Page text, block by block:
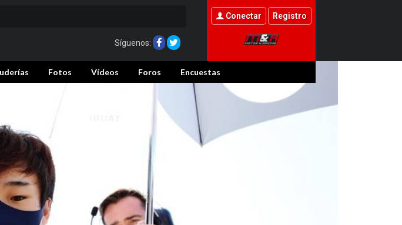
Síguenos:
Conectar Registro
Fotos Vídeos Foros Encuestas